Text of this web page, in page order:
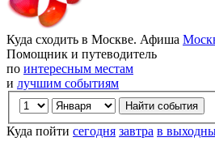
Куда сходить в Москве. Афиша
Помощник и путеводитель
по интересным местам
и лучшим событиям
Куда пойти сегодня завтра в